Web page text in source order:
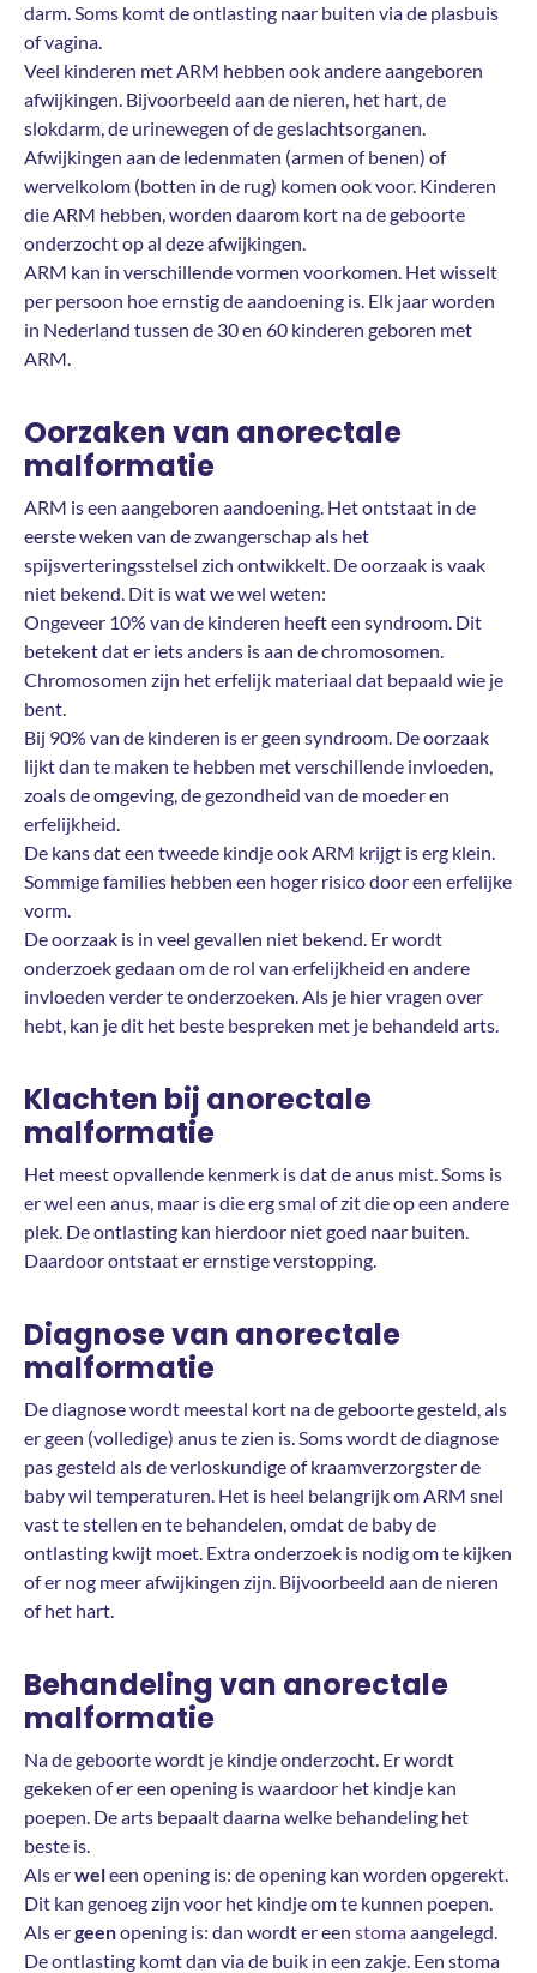
darm. Soms komt de ontlasting naar buiten via de plasbuis
of vagina.
Veel kinderen met ARM hebben ook andere aangeboren
afwijkingen. Bijvoorbeeld aan de nieren, het hart, de
slokdarm, de urinewegen of de geslachtsorganen.
Afwijkingen aan de ledenmaten (armen of benen) of
wervelkolom (botten in de rug) komen ook voor. Kinderen
die ARM hebben, worden daarom kort na de geboorte
onderzocht op al deze afwijkingen.
ARM kan in verschillende vormen voorkomen. Het wisselt
per persoon hoe ernstig de aandoening is. Elk jaar worden
in Nederland tussen de 30 en 60 kinderen geboren met
ARM.
Oorzaken van anorectale
malformatie
ARM is een aangeboren aandoening. Het ontstaat in de
eerste weken van de zwangerschap als het
spijsverteringsstelsel zich ontwikkelt. De oorzaak is vaak
niet bekend. Dit is wat we wel weten:
Ongeveer 10% van de kinderen heeft een syndroom. Dit
betekent dat er iets anders is aan de chromosomen.
Chromosomen zijn het erfelijk materiaal dat bepaald wie je
bent.
Bij 90% van de kinderen is er geen syndroom. De oorzaak
lijkt dan te maken te hebben met verschillende invloeden,
zoals de omgeving, de gezondheid van de moeder en
erfelijkheid.
De kans dat een tweede kindje ook ARM krijgt is erg klein.
Sommige families hebben een hoger risico door een erfelijke
vorm.
De oorzaak is in veel gevallen niet bekend. Er wordt
onderzoek gedaan om de rol van erfelijkheid en andere
invloeden verder te onderzoeken. Als je hier vragen over
hebt, kan je dit het beste bespreken met je behandeld arts.
Klachten bij anorectale
malformatie
Het meest opvallende kenmerk is dat de anus mist. Soms is
er wel een anus, maar is die erg smal of zit die op een andere
plek. De ontlasting kan hierdoor niet goed naar buiten.
Daardoor ontstaat er ernstige verstopping.
Diagnose van anorectale
malformatie
De diagnose wordt meestal kort na de geboorte gesteld, als
er geen (volledige) anus te zien is. Soms wordt de diagnose
pas gesteld als de verloskundige of kraamverzorgster de
baby wil temperaturen. Het is heel belangrijk om ARM snel
vast te stellen en te behandelen, omdat de baby de
ontlasting kwijt moet. Extra onderzoek is nodig om te kijken
of er nog meer afwijkingen zijn. Bijvoorbeeld aan de nieren
of het hart.
Behandeling van anorectale
malformatie
Na de geboorte wordt je kindje onderzocht. Er wordt
gekeken of er een opening is waardoor het kindje kan
poepen. De arts bepaalt daarna welke behandeling het
beste is.
Als erweleen opening is: de opening kan worden opgerekt.
Dit kan genoeg zijn voor het kindje om te kunnen poepen.
Als ergeenopening is: dan wordt er een stomaaangelegd.
De ontlasting komt dan via de buik in een zakje. Een stoma